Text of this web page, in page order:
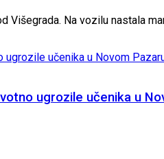
Na vozilu nastala
ugrozile učenika u